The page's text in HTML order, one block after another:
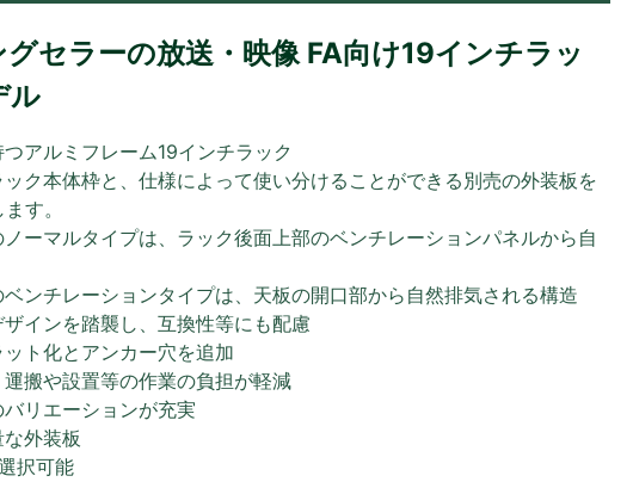
グセラーの放送・映像 FA向け19インチラッ
ル
アルミフレーム19インチラック
ク本体枠と、仕様によって使い分けることができる別売の外装板を
す。
ーマルタイプは、ラック後面上部のベンチレーションパネルから自
ンチレーションタイプは、天板の開口部から自然排気される構造
インを踏襲し、互換性等にも配慮
ト化とアンカー穴を追加
搬や設置等の作業の負担が軽減
リエーションが充実
外装板
択可能